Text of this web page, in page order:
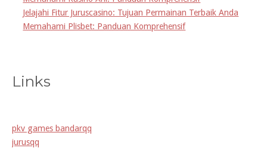
Jelajahi Fitur Juruscasino: Tujuan Permainan Terbaik Anda
Memahami Plisbet: Panduan Komprehensif
Links
pkv games bandarqq
jurusqq